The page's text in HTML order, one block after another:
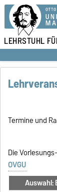
LEHRSTUHL
Termine und
Die
OVGU
Auswahl: